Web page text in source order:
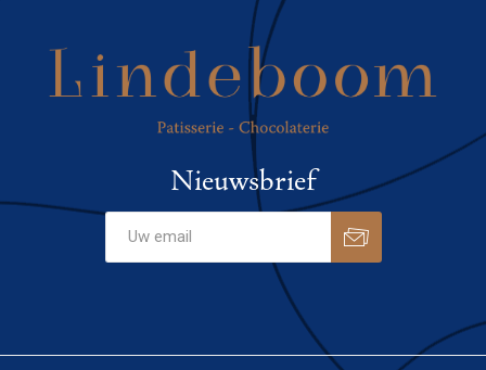
Nieuwsbrief